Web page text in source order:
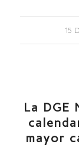
15
La DGE
mayor